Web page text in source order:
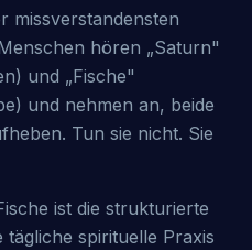
missverstandensten
hören „Saturn"
und „Fische"
und nehmen an, beide
Tun sie nicht. Sie
ist die strukturierte
tägliche spirituelle Praxis